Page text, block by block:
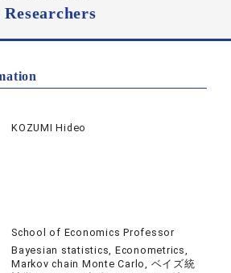
Researchers
KOZUMI Hideo
School of Economics Professor
Bayesian statistics, Econometrics,
Markov chain Monte Carlo, ベイズ統